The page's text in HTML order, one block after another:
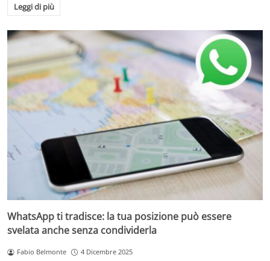
Leggi di più
WhatsApp ti tradisce: la tua posizione può essere
svelata anche senza condividerla
Fabio Belmonte 4 Dicembre 2025